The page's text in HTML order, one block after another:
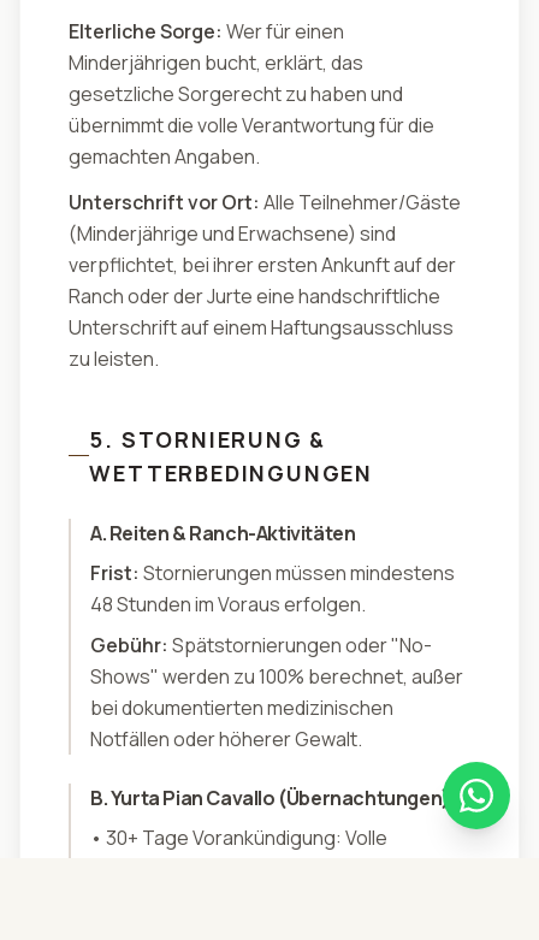
Elterliche Sorge: Wer für einen
Minderjährigen bucht, erklärt, das
gesetzliche Sorgerecht zu haben und
übernimmt die volle Verantwortung für die
gemachten Angaben.
Unterschrift vor Ort: Alle Teilnehmer/Gäste
(Minderjährige und Erwachsene) sind
verpflichtet, bei ihrer ersten Ankunft auf der
Ranch oder der Jurte eine handschriftliche
Unterschrift auf einem Haftungsausschluss
zu leisten.
5. STORNIERUNG &
WETTERBEDINGUNGEN
A. Reiten & Ranch-Aktivitäten
Frist: Stornierungen müssen mindestens
48 Stunden im Voraus erfolgen.
Gebühr: Spätstornierungen oder "No-
Shows" werden zu 100% berechnet, außer
bei dokumentierten medizinischen
Notfällen oder höherer Gewalt.
B. Yurta Pian Cavallo (Übernachtungen)
• 30+ Tage Vorankündigung: Volle